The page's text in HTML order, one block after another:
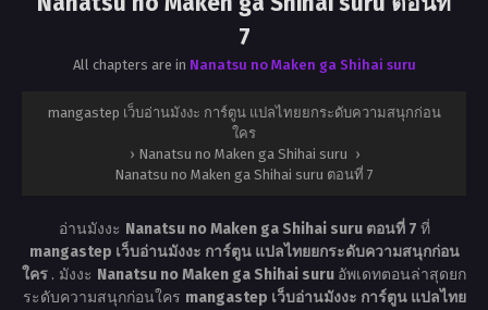
7
All chapters are in Nanatsu no Maken ga Shihai suru
mangastep เว็บอ่านมังงะ การ์ตูน แปลไทยยกระดับความสนุกก่อน
ใคร
› Nanatsu no Maken ga Shihai suru ›
Nanatsu no Maken ga Shihai suru ตอนที่ 7
อ่านมังงะ Nanatsu no Maken ga Shihai suru ตอนที่ 7 ที่
mangastep เว็บอ่านมังงะ การ์ตูน แปลไทยยกระดับความสนุกก่อน
ใคร . มังงะ Nanatsu no Maken ga Shihai suru อัพเดทตอนล่าสุดยก
ระดับความสนุกก่อนใคร mangastep เว็บอ่านมังงะ การ์ตูน แปลไทย